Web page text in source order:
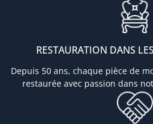
RESTAURATION DANS
Depuis 50 ans, chaque pièce de
restaurée avec passion dans